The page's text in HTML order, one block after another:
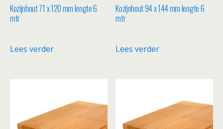
Kozijnhout 71 x 120 mm lengte 6
mtr
Lees verder
Kozijnhout 94 x 144 mm lengte 6
mtr
Lees verder